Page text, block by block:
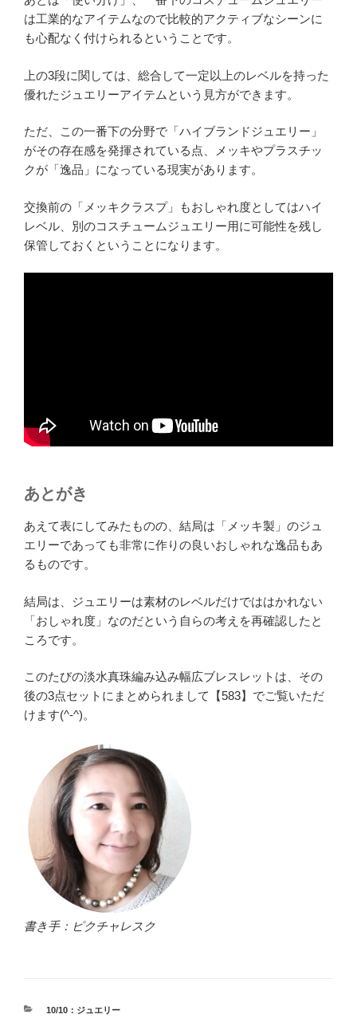
は工業的なアイテムなので比較的アクティブなシーンに
も心配なく付けられるということです。
上の3段に関しては、総合して一定以上のレベルを持った
優れたジュエリーアイテムという見方ができます。
ただ、この一番下の分野で「ハイブランドジュエリー」
がその存在感を発揮されている点、メッキやプラスチッ
クが「逸品」になっている現実があります。
交換前の「メッキクラスプ」もおしゃれ度としてはハイ
レベル、別のコスチュームジュエリー用に可能性を残し
保管しておくということになります。
あとがき
あえて表にしてみたものの、結局は「メッキ製」のジュ
エリーであっても非常に作りの良いおしゃれな逸品もあ
るものです。
結局は、ジュエリーは素材のレベルだけでははかれない
「おしゃれ度」なのだという自らの考えを再確認したと
ころです。
このたびの淡水真珠編み込み幅広ブレスレットは、その
後の3点セットにまとめられまして【583】でご覧いただ
けます(^-^)。
書き手：ピクチャレスク
カ
10/10：ジュエリー